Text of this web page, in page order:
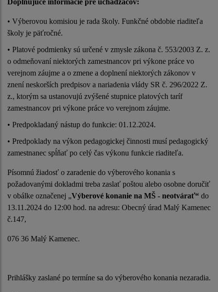
• Výberovou komisiou je rada školy. Funkčné obdobie riaditeľa
školy je päťročné.
• Platové podmienky sú určené v zmysle zákona č. 553/2003 Z. z.
o odmeňovaní niektorých zamestnancov pri výkone práce vo
verejnom záujme a o zmene a doplnení niektorých zákonov v
znení neskorších predpisov a nariadenia vlády SR č. 296/2022 Z.
z., ktorým sa ustanovujú zvýšené stupnice platových taríf
zamestnancov pri výkone práce vo verejnom záujme.
• Predpokladaný nástup do funkcie: 01.12.2024.
• Predpoklady na výkon pedagogickej činnosti musí pedagogický
zamestnanec spĺňať po celý čas výkonu funkcie riaditeľa.
Písomnú žiadosť o zaradenie do výberového konania s
požadovanými dokladmi treba zaslať poštou alebo osobne doručiť
v obálke označenej „Výberové konanie na MŠ - neotvárať“ do
13.11.2024 do 12:00 hod. na adresu: Obecný úrad Malý Kamenec
č.147,
076 36 Malý Kamenec.
Prihlášky zaslané po termíne sa do výberového konania nezaradia.